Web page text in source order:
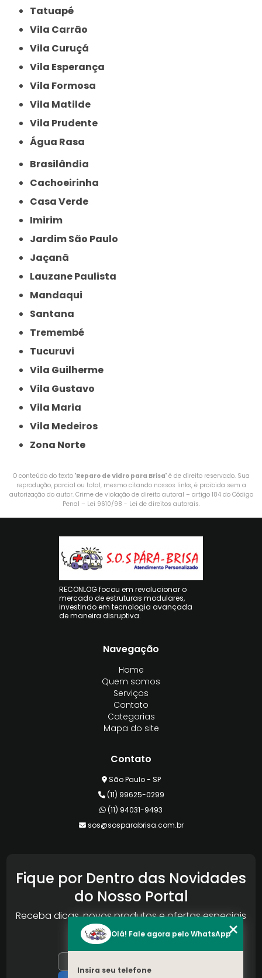
Tatuapé
Vila Carrão
Vila Curuçá
Vila Esperança
Vila Formosa
Vila Matilde
Vila Prudente
Água Rasa
Brasilândia
Cachoeirinha
Casa Verde
Imirim
Jardim São Paulo
Jaçanã
Lauzane Paulista
Mandaqui
Santana
Tremembé
Tucuruvi
Vila Guilherme
Vila Gustavo
Vila Maria
Vila Medeiros
Zona Norte
O conteúdo do texto "Reparo de Vidro para Brisa" é de direito reservado. Sua
reprodução, parcial ou total, mesmo citando nossos links, é proibida sem a
autorização do autor. Crime de violação de direito autoral – artigo 184 do Código
Penal – Lei 9610/98 - Lei de direitos autorais.
RECONLOG focou em revolucionar o
mercado de estruturas modulares,
investindo em tecnologia avançada
de maneira disruptiva.
Navegação
Home
Quem somos
Serviços
Contato
Categorias
Mapa do site
Contato
São Paulo - SP
(11) 99625-0299
(11) 94031-9493
sos@sosparabrisa.com.br
Fique por Dentro das Novidades
do Nosso Portal
Receba dicas, novos produtos e ofertas especiais
da Reconlog
Olá! Fale agora pelo WhatsApp
Insira seu telefone